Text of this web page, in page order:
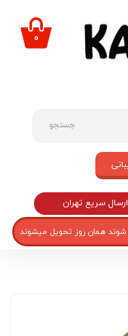
جستجو
۰
ارسال سریع تهران